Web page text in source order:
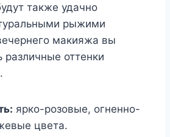
также удачно
рыжими
макияжа вы
оттенки
ярко-розовые, огненно-
цвета.